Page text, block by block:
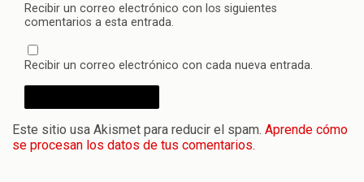
Recibir un correo electrónico con los siguientes
comentarios a esta entrada.
Recibir un correo electrónico con cada nueva entrada.
Este sitio usa Akismet para reducir el spam. Aprende cómo
se procesan los datos de tus comentarios.